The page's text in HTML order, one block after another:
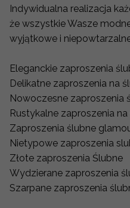
Indywidualna realizacja
że wszystkie Wasze
wyjątkowe i
Eleganckie zaproszenia
Delikatne zaproszenia na
Nowoczesne zaproszenia
Rustykalne zaproszenia na
Zaproszenia ślubne
Nietypowe zaproszenia
Złote zaproszenia Ślubne
Wydzierane zaproszenia
Szarpane zaproszenia